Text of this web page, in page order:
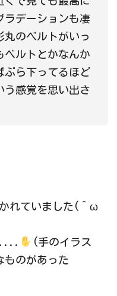
デーションも凄
丸のベルトがいっ
ベルトとかなんか
ぶら下ってるほど
う感覚を思い出さ
れていました(＾ω
....
(手のイラス
ものがあった